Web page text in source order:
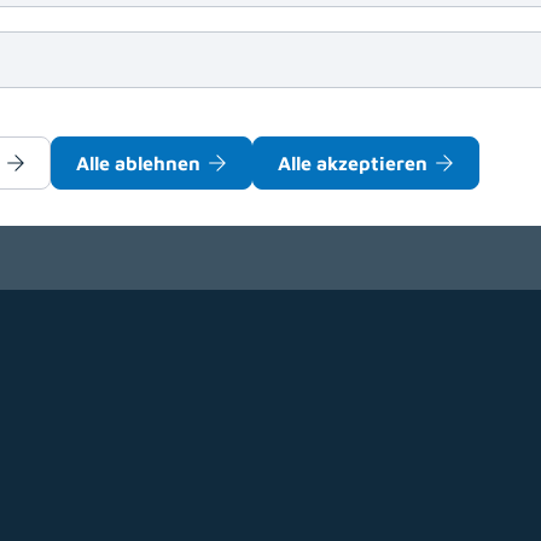
(PDF, 104 KB) (download)
für Bewerber:innen(PDF, 64 KB) (download)
Alle ablehnen Alle akzeptieren